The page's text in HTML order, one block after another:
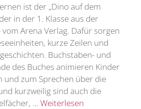
ist der „Dino auf dem
in der 1. Klasse aus der
Arena Verlag. Dafür sorgen
kurze Zeilen und
Buchstaben- und
des Buches animieren Kinder
und zum Sprechen über die
kurzweilig sind auch die
… Weiterlesen